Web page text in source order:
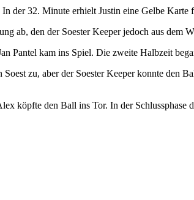
der 32. Minute erhielt Justin eine Gelbe
ab, den der Soester Keeper jedoch aus dem
Pantel kam ins Spiel. Die zweite Halbzeit
zu, aber der Soester Keeper konnte den
köpfte den Ball ins Tor. In der Schlussphase